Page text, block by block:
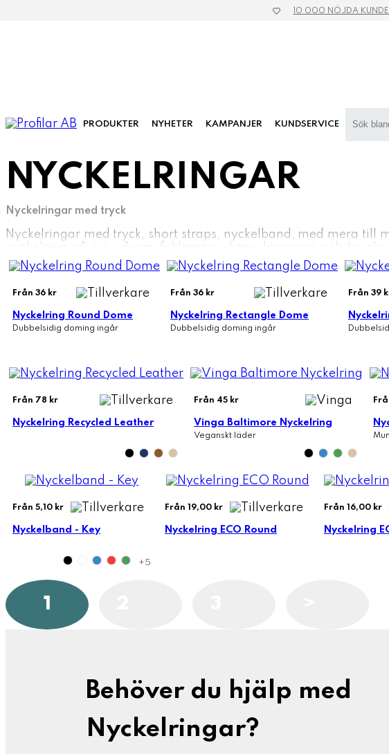
10 000 NÖJDA
PRODUKTER NYHETER KAMPANJER KUNDSERVICE
NYCKELRINGAR
Nyckelringar med tryck
Nyckelringar med tryck, short straps, nyckelband, med mera
nyckelring på sig, såsom ficklampor, kapsylöppnare och
minuten.
Från 36 kr
Nyckelring Round Dome
Dubbelsidig doming ingår
Från 36 kr
Nyckelring Rectangle Dome
Dubbelsidig doming ingår
Från 39
Från 78 kr
Nyckelring Recycled Leather
Från 45 kr
Vinga Baltimore Nyckelring
Veganskt läder
Från 5,10 kr
Nyckelband - Key
+5
Från 19,00 kr
Nyckelring ECO Round
Från 16,00 kr
Nyckelring
1
Behöver du hjälp med
Nyckelringar?